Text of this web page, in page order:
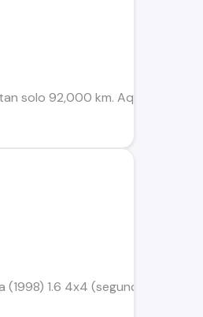
solo 92,000 km. Aquí tienes
1.6 4x4 (segunda